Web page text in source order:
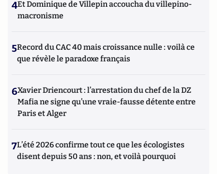
4Et Dominique de Villepin accoucha du villepino-
macronisme
5Record du CAC 40 mais croissance nulle : voilà ce
que révèle le paradoxe français
6Xavier Driencourt : l’arrestation du chef de la DZ
Mafia ne signe qu’une vraie-fausse détente entre
Paris et Alger
7L’été 2026 confirme tout ce que les écologistes
disent depuis 50 ans : non, et voilà pourquoi